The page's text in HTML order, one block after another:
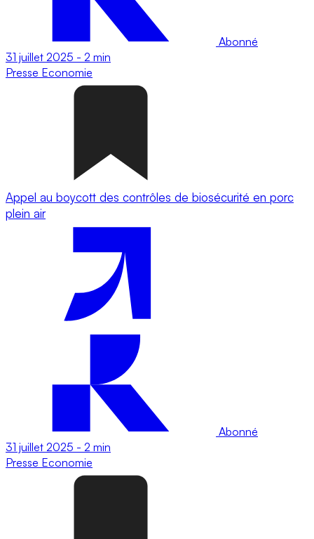
Abonné
31 juillet 2025 - 2 min
Presse Economie
Appel au boycott des contrôles de biosécurité en porc
plein air
Abonné
31 juillet 2025 - 2 min
Presse Economie